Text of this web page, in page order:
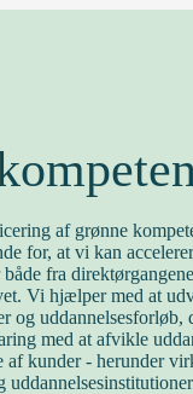
af grønne
for, at vi kan
fra
Vi hjælper med at
og uddannelsesforløb,
med at afvikle
kunder - herunder